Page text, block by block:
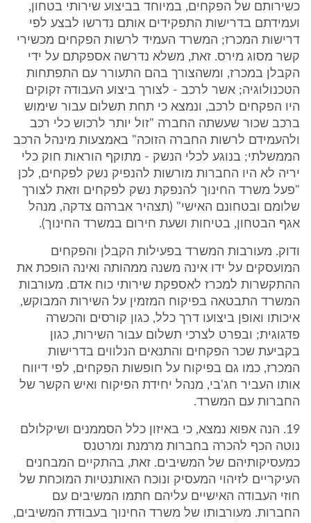
כשירותם של הפקחים, במיוחד בביצוע שירותי בטחון,
ועמידתם בדרישות התפקידים אותם נדרשו לבצע לפי
דרישות המכרז; המשרד העמיד לרשות הפקחים מכשירי
קשר מסוג מירס. זאת, משלא נדרשה אספקתם על ידי
הקבלן במכרז, ומשהצורך בהם התעורר עם התפתחות
הטכנולוגיה; אשר לרכב - לצורך ביצוע העבודה זקוקים
היו הפקחים לרכב, ונמצא כי תחת תשלום עבור שימוש
ברכב שכור שעשתה החברה "זול יותר לרכוש כלי רכב
ולהעמידם לרשות החברה הזוכה" באמצעות מינהל הרכב
הממשלתי; בנוגע לכלי הנשק - מתוקף הוראות חוק כלי
יריה לא היו החברות מורשות להנפיק נשק לפקחים, לכן
"פעל משרד החינוך להנפקת נשק לפקחים וזאת לצורך
שלומם ובטחונם האישי" (תצהיר אברהם צדקה, מנהל
אגף הבטחון, בטיחות ושעת חירום במשרד החינוך).
ודוק. מעורבות המשרד בפעילות הקבלן והפקחים
המועסקים על ידו אינה משנה ממהותה ואינה הופכת את
ההתקשרות למכרז לאספקת שירותי כוח אדם. מעורבות
המשרד התבטאה בפיקוח המזמין על השירות המבוקש,
איכותו ואופן ביצועו דרך כלל, כגון קורסים והכשרה
פדגוגית; ובפרט לצרכי תשלום עבור השירות, כגון
בקביעת שכר הפקחים והתנאים הנלווים בדרישות
המכרז, כמו גם בפיקוח על חופשות הפקחים, לפי דיווח
אותו העביר חג'בי, מנהל יחידת הפיקוח ואיש הקשר של
החברות עם המשרד.
19. הנה אפוא נמצא, כי באיזון כלל הסממנים ושיקלולם
נוטה הכף להכרה בחברות מרמנת ומרטנס
כמעסיקותיהם של המשיבים. זאת, בהתקיים המבחנים
העיקריים לזיהוי המעסיק ונוכח האותנטיות המוכחת של
חוזי העבודה האישיים עליהם חתמו המשיבים עם
החברות. מעורבותו של משרד החינוך בעבודת המשיבים,